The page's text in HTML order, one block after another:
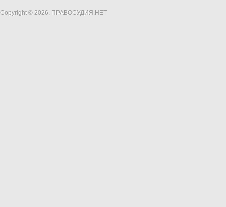
Copyright © 2026, ПРАВОСУДИЯ.НЕТ